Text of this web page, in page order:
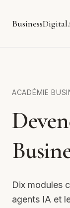
ACADÉMIE
Dix modules
agents IA et